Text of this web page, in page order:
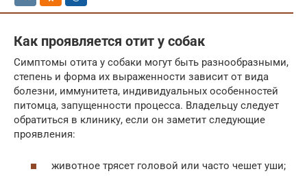
Как проявляется отит у собак
Симптомы отита у собаки могут быть разнообразными,
степень и форма их выраженности зависит от вида
болезни, иммунитета, индивидуальных особенностей
питомца, запущенности процесса. Владельцу следует
обратиться в клинику, если он заметит следующие
проявления:
животное трясет головой или часто чешет уши;